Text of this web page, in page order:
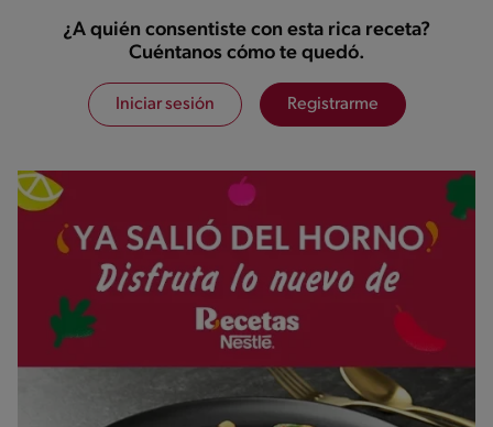
¿A quién consentiste con esta rica receta?
Cuéntanos cómo te quedó.
Iniciar sesión Registrarme